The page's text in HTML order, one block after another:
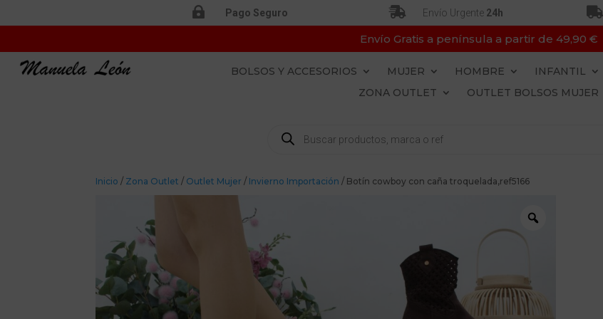
 Pago Seguro  Envío Urgente 24h 
Envío Gratis a península a partir de 49,90 €
BOLSOS Y ACCESORIOS MUJER HOMBRE INFANTIL
ZONA OUTLET
OUTLET BOLSOS MUJER
Búsqueda
productos
Inicio / Zona Outlet / Outlet Mujer / Invierno Importación / Botín cowboy con caña troquelada,ref5166